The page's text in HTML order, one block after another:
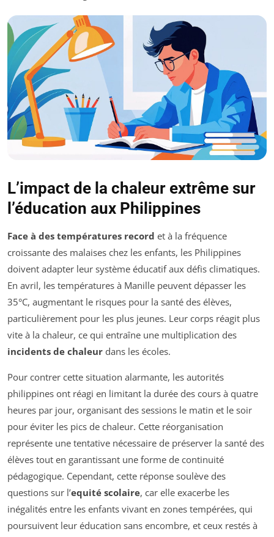
L’impact de la chaleur extrême sur
l’éducation aux Philippines
Face à des températures record et à la fréquence
croissante des malaises chez les enfants, les Philippines
doivent adapter leur système éducatif aux défis climatiques.
En avril, les températures à Manille peuvent dépasser les
35°C, augmentant le risques pour la santé des élèves,
particulièrement pour les plus jeunes. Leur corps réagit plus
vite à la chaleur, ce qui entraîne une multiplication des
incidents de chaleur dans les écoles.
Pour contrer cette situation alarmante, les autorités
philippines ont réagi en limitant la durée des cours à quatre
heures par jour, organisant des sessions le matin et le soir
pour éviter les pics de chaleur. Cette réorganisation
représente une tentative nécessaire de préserver la santé des
élèves tout en garantissant une forme de continuité
pédagogique. Cependant, cette réponse soulève des
questions sur l’equité scolaire, car elle exacerbe les
inégalités entre les enfants vivant en zones tempérées, qui
poursuivent leur éducation sans encombre, et ceux restés à